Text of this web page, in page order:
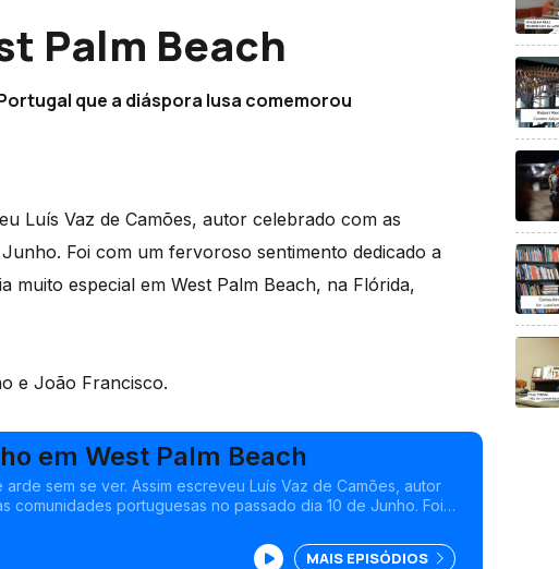
Palm Beach
que a diáspora lusa comemorou
Luís Vaz de Camões, autor celebrado com as
Foi com um fervoroso sentimento dedicado a
muito especial em West Palm Beach, na Flórida,
e João Francisco.
em West Palm Beach
sem se ver. Assim escreveu Luís Vaz de Camões, autor
comunidades portuguesas no passado dia 10 de Junho. Foi
dia em West Palm Beach, na Flórida, Estados Unidos da América.
MAIS EPISÓDIOS